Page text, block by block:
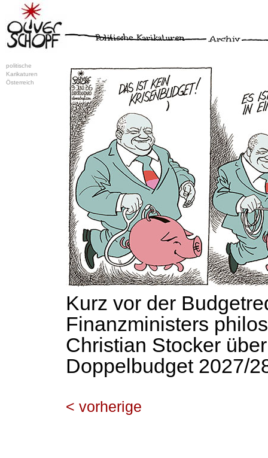
politische
Karikaturen
Österreich
Kurz vor der
Finanzministers
Christian Stocker
Doppelbudget 2027/
< vorherige